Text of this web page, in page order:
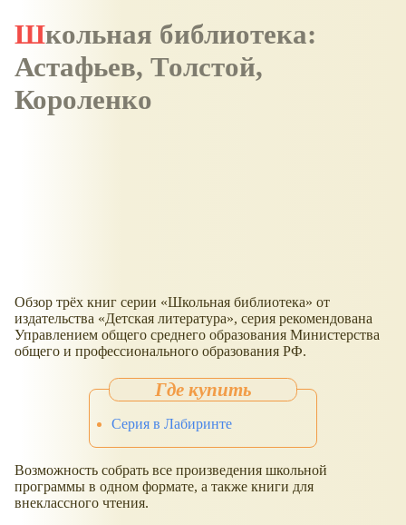
Школьная библиотека:
Астафьев, Толстой,
Короленко
Обзор трёх книг серии Школьная библиотека
от
издательства
Детская литература , серия рекомендована
Управлением общего среднего образования Министерства
общего и профессионального образования РФ.
Серия в Лабиринте
Возможность собрать все произведения школьной
программы в одном формате, а также книги для
внеклассного чтения.